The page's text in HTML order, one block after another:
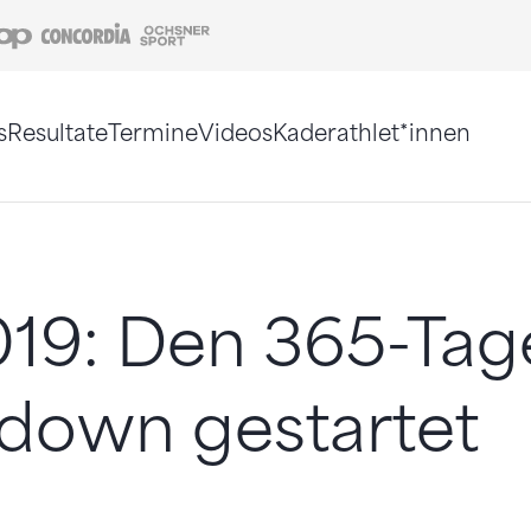
Coop Concordia
ResultateTermineVideosKaderathlet*innen
Den 365-
gestartet